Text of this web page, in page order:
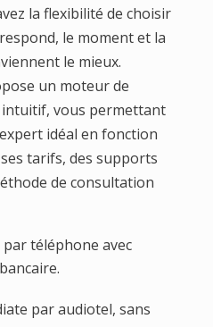
la flexibilité de choisir
le moment et la
le mieux.
un moteur de
intuitif, vous permettant
idéal en fonction
tarifs, des supports
de consultation
téléphone avec
par audiotel, sans